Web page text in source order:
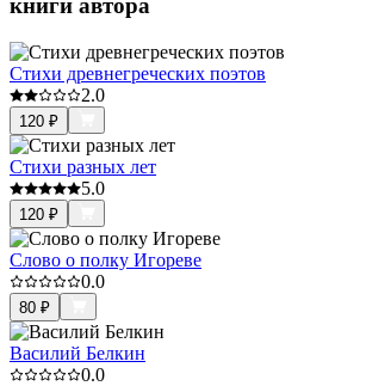
книги автора
Стихи древнегреческих поэтов
2.0
120 ₽
Стихи разных лет
5.0
120 ₽
Слово о полку Игореве
0.0
80 ₽
Василий Белкин
0.0